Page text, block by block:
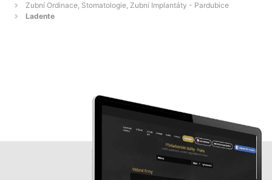
Zubní Ordinace, Stomatologie, Zubní Implantáty - Pardubice
Ladente